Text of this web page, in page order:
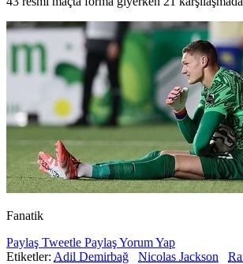
Fanatik
Paylaş Tweetle PaylaşYorum Yap
Etiketler: Adil Demirbağ Nicolas Jackson